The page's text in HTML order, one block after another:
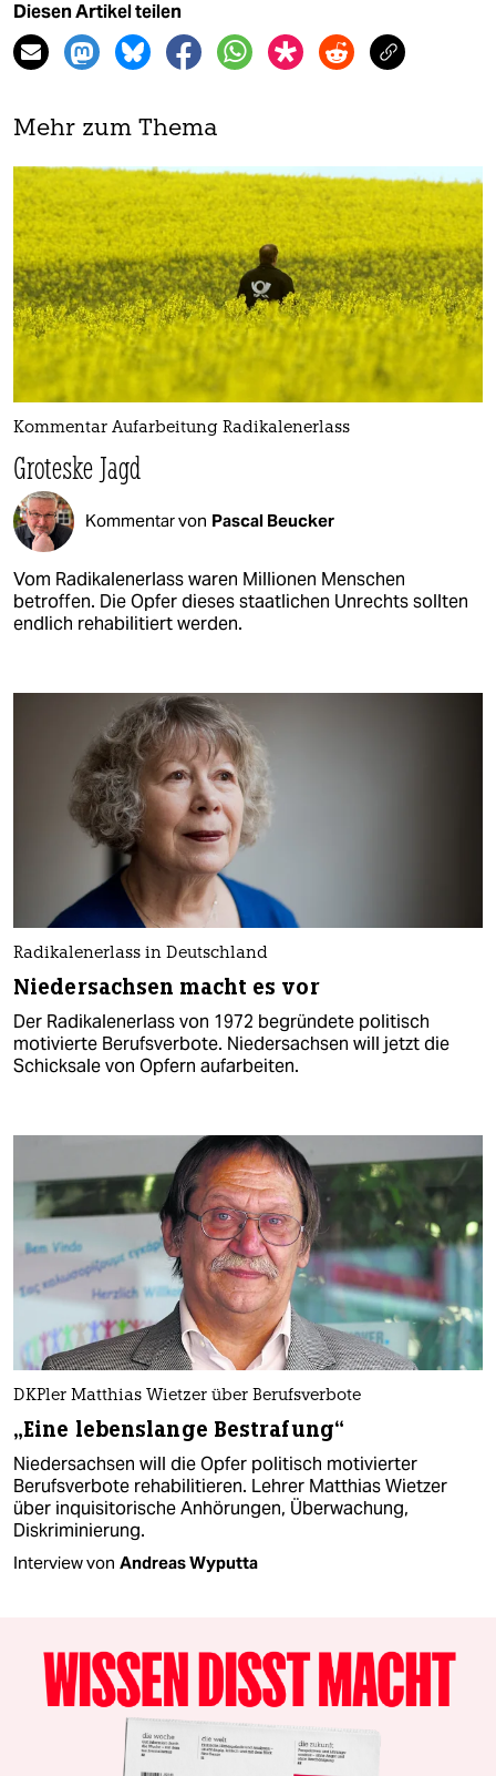
Diesen Artikel teilen
Mehr zum Thema
Kommentar Aufarbeitung Radikalenerlass
Groteske Jagd
Kommentar von Pascal Beucker
Vom Radikalenerlass waren Millionen Menschen
betroffen. Die Opfer dieses staatlichen Unrechts sollten
endlich rehabilitiert werden.
Radikalenerlass in Deutschland
Niedersachsen macht es vor
Der Radikalenerlass von 1972 begründete politisch
motivierte Berufsverbote. Niedersachsen will jetzt die
Schicksale von Opfern aufarbeiten.
DKPler Matthias Wietzer über Berufsverbote
„Eine lebenslange Bestrafung“
Niedersachsen will die Opfer politisch motivierter
Berufsverbote rehabilitieren. Lehrer Matthias Wietzer
über inquisitorische Anhörungen, Überwachung,
Diskriminierung.
Interview von Andreas Wyputta